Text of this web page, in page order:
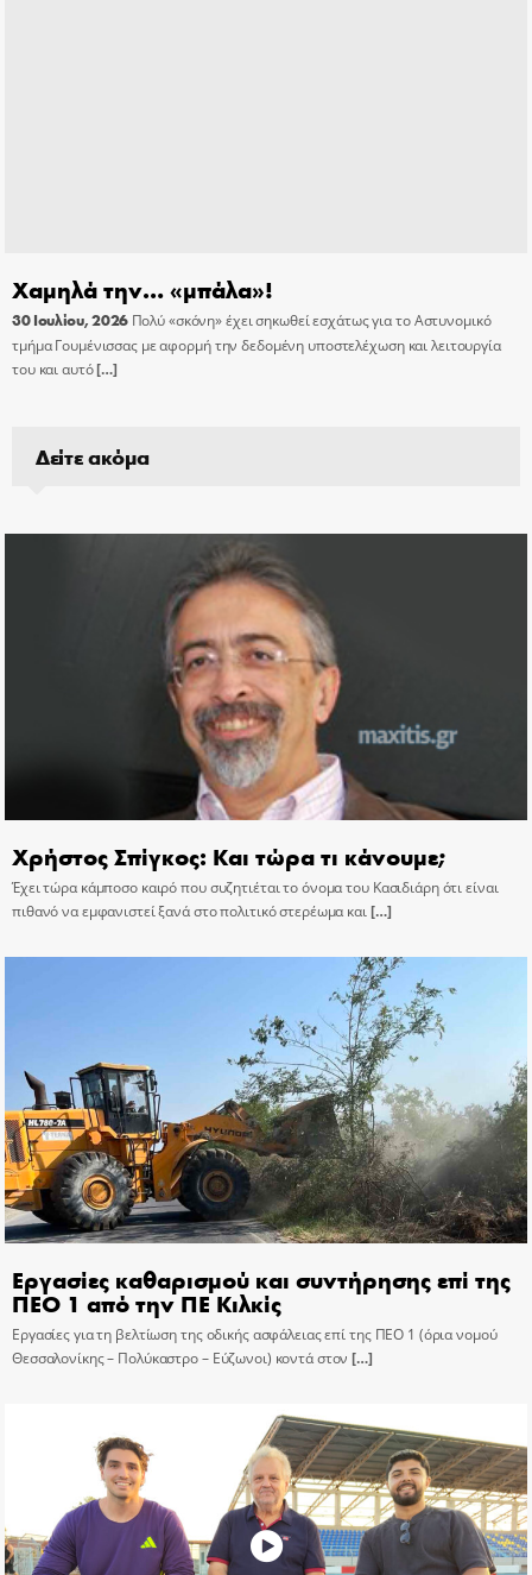
Χαμηλά την… «μπάλα»!
30 Ιουλίου, 2026 Πολύ «σκόνη» έχει σηκωθεί εσχάτως για το Αστυνομικό
τμήμα Γουμένισσας με αφορμή την δεδομένη υποστελέχωση και λειτουργία
του και αυτό[…]
Δείτε ακόμα
Χρήστος Σπίγκος: Και τώρα τι κάνουμε;
Έχει τώρα κάμποσο καιρό που συζητιέται το όνομα του Κασιδιάρη ότι είναι
πιθανό να εμφανιστεί ξανά στο πολιτικό στερέωμα και[…]
Εργασίες καθαρισμού και συντήρησης επί της
ΠΕΟ 1 από την ΠΕ Κιλκίς
Εργασίες για τη βελτίωση της οδικής ασφάλειας επί της ΠΕΟ 1 (όρια νομού
Θεσσαλονίκης – Πολύκαστρο – Εύζωνοι) κοντά στον […]